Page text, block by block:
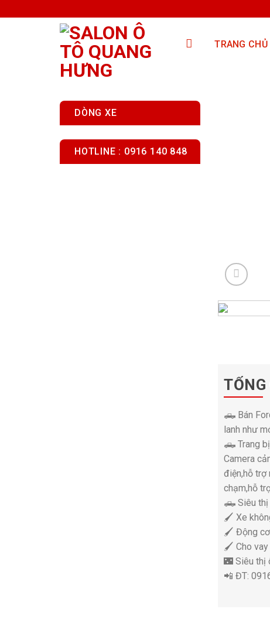
to
TRANG CHỦ
DÒNG XE
HOTLINE : 0916 140 848
TỔNG
🛻 Bán
lanh như
🛻 Trang
Camera
điện,hỗ trợ
chạm,hỗ
🛻 Siêu thị
🖌 Xe
🖌 Động cơ
🖌 Cho vay
🌃 Siêu thị
📲 ĐT: